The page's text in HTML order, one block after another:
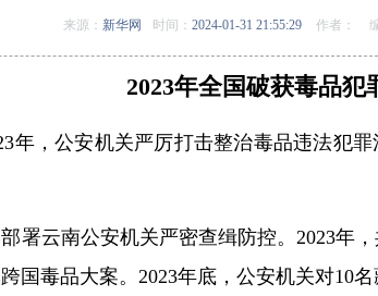
来源： 新华网 时间： 2024-01-31 21:55:29 作者：
2023年全国破获毒品犯
年，公安机关严厉打击整治毒品违法犯
署云南公安机关严密查缉防控。2023年
国毒品大案。2023年底，公安机关对10